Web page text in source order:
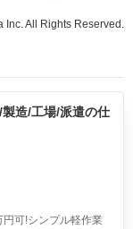
Inc. All Rights Reserved.
造/工場/派遣の仕
可!シンプル軽作業